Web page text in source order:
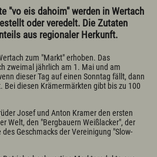
"vo eis dahoim" werden in Wertach
oder veredelt. Die Zutaten
aus regionaler Herkunft.
zum "Markt" erhoben. Das
zweimal jährlich am 1. Mai und am
dieser Tag auf einen Sonntag fällt, dann
Bei diesen Krämermärkten gibt bis zu 100
Josef und Anton Kramer den ersten
Welt, den "Bergbauern Weißlacker", der
Geschmacks der Vereinigung "Slow-